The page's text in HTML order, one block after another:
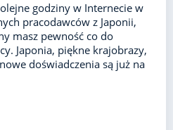
godziny w Internecie w
pracodawców z Japonii,
masz pewność co do
Japonia, piękne krajobrazy,
doświadczenia są już na